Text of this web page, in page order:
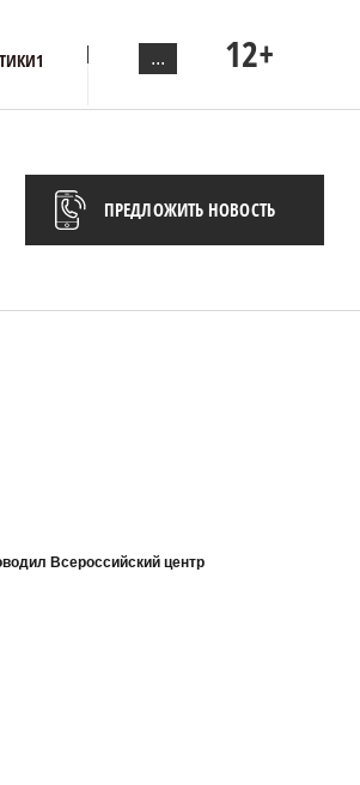
... 12+
ПРЕДЛОЖИТЬ НОВОСТЬ
Всероссийский центр